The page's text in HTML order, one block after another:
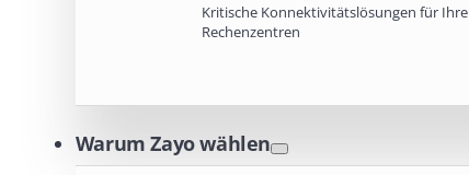
Kritische Konnektivitätslösungen für Ihre
Rechenzentren
Warum Zayo wählen